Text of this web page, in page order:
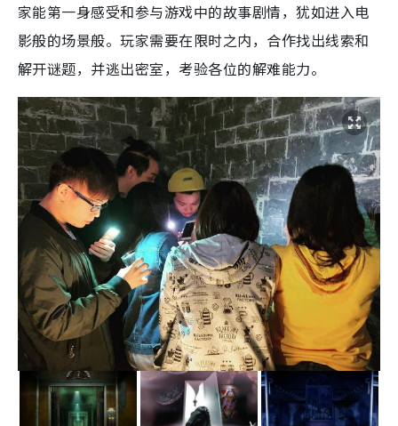
家能第一身感受和参与游戏中的故事剧情，犹如进入电
影般的场景般。玩家需要在限时之内，合作找出线索和
解开谜题，并逃出密室，考验各位的解难能力。